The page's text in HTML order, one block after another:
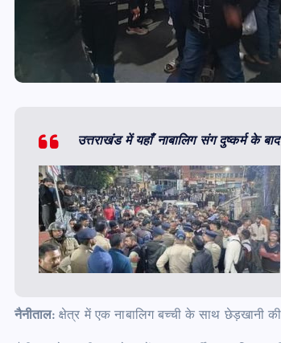
उत्तराखंड में यहाँ नाबालिग संग दुष्कर्म के
नैनीताल:क्षेत्र में एक नाबालिग बच्ची के साथ छेड़खानी